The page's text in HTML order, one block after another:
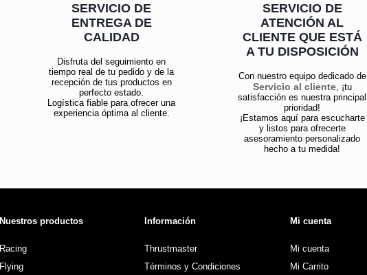
SERVICIO DE
ENTREGA DE
CALIDAD
Disfruta del seguimiento en
tiempo real de tu pedido y de la
recepción de tus productos en
perfecto estado.
Logística fiable para ofrecer una
experiencia óptima al cliente.
SERVICIO DE
ATENCIÓN AL
CLIENTE QUE ESTÁ
A TU DISPOSICIÓN
Con nuestro equipo dedicado de
Servicio al cliente, ¡tu
satisfacción es nuestra principal
prioridad!
¡Estamos aquí para escucharte
y listos para ofrecerte
asesoramiento personalizado
hecho a tu medida!
Nuestros productos
Racing
Flying
Información
Thrustmaster
Términos y Condiciones
Mi cuenta
Mi cuenta
Mi Carrito